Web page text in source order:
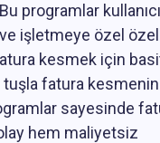
programlar
işletmeye özel
kesmek için
tuşla fatura
sayesinde
hem maliyetsiz